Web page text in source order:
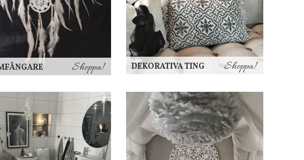
Shoppa! DEKORATIVA TING Shoppa!